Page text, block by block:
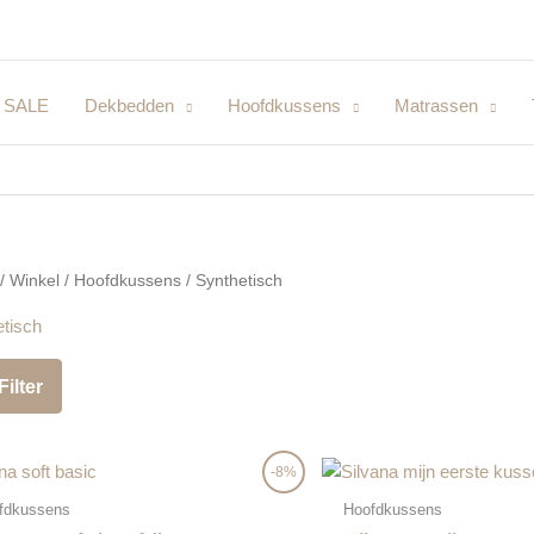
SALE Dekbedden Hoofdkussens Matrassen
/ Winkel / Hoofdkussens / Synthetisch
Filter
-8%
Oorspronkelijke
was:
Huidige
Hoofdkussens